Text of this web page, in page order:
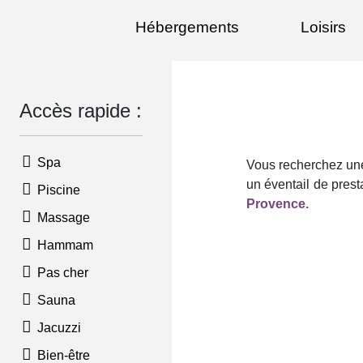
Hébergements Loisirs
Accès rapide :
Spa
Piscine
Massage
Hammam
Pas cher
Sauna
Jacuzzi
Bien-être
Vous recherchez
un éventail de
Provence.